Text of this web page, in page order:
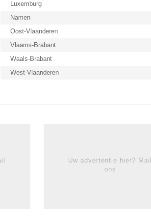
Luxemburg
Namen
Oost-Vlaanderen
Vlaams-Brabant
Waals-Brabant
West-Vlaanderen
Uw advertentie hier? Mail
ons